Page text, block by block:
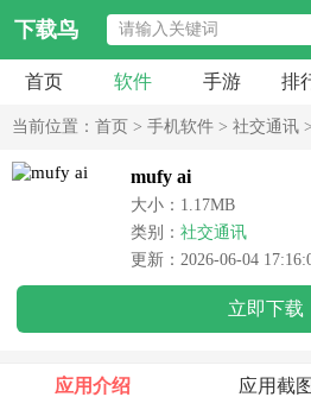
下载鸟
首页 软件 手游 排
当前位置： 首页 > 手机软件 > 社交通讯 >
mufy ai
大小：1.17MB
类别： 社交通讯
更新：2026-06-04
立即下载
应用介绍 应用截图